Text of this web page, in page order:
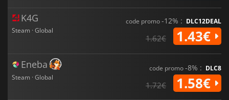
K4G
Steam · Global
code promo-12% : DLC12DEAL
1.62€ 1.43€
Eneba
Steam · Global
code promo-8% : DLC8
1.72€ 1.58€